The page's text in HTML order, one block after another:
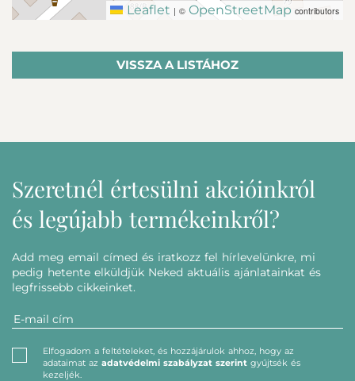
Leaflet | © OpenStreetMap contributors
VISSZA A LISTÁHOZ
Szeretnél értesülni akcióinkról
és legújabb termékeinkről?
Add meg email címed és iratkozz fel hírlevelünkre, mi
pedig hetente elküldjük Neked aktuális ajánlatainkat és
legfrissebb cikkeinket.
Elfogadom a feltételeket, és hozzájárulok ahhoz, hogy az
adataimat az adatvédelmi szabályzat szerint gyűjtsék és
kezeljék.